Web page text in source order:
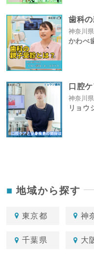
歯科
神奈川
かわべ
口腔
神奈川
リョウ
地域から探す
東京都 神
千葉県 大